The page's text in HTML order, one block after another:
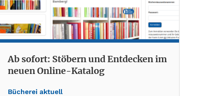
Ab sofort: Stöbern und Entdecken im
neuen Online-Katalog
Bücherei aktuell